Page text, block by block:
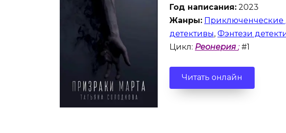
Год написания: 2023
Жанры: Приключенческие
детективы, Фэнтези
Цикл: Реонерия ;#1
Читать онлайн